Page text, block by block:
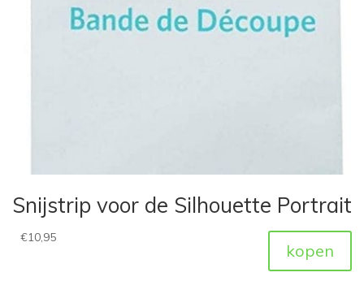
Snijstrip voor de Silhouette Portrait
€10,95
kopen